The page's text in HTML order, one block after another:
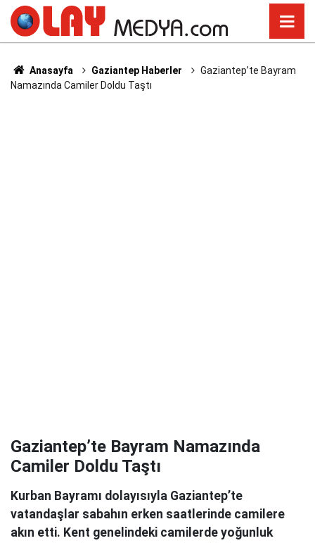
Anasayfa Gaziantep Haberler
Gaziantep’te Bayram
Namazında Camiler Doldu Taştı
Gaziantep’te Bayram Namazında
Camiler Doldu Taştı
Kurban Bayramı dolayısıyla Gaziantep’te
vatandaşlar sabahın erken saatlerinde camilere
akın etti. Kent genelindeki camilerde yoğunluk